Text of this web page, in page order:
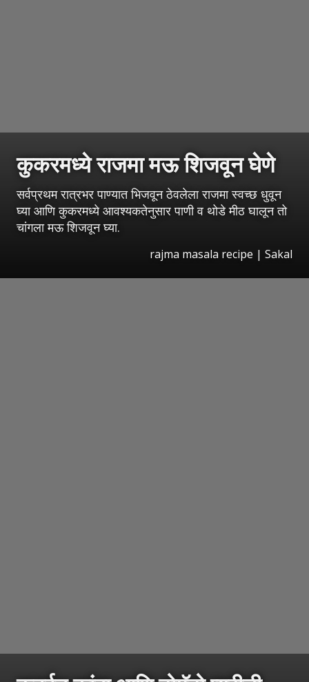
कुकरमध्ये राजमा मऊ शिजवून घेणे
सर्वप्रथम रात्रभर पाण्यात भिजवून ठेवलेला राजमा स्वच्छ धुवून
घ्या आणि कुकरमध्ये आवश्यकतेनुसार पाणी व थोडे मीठ घालून तो
चांगला मऊ शिजवून घ्या.
rajma masala recipe | Sakal